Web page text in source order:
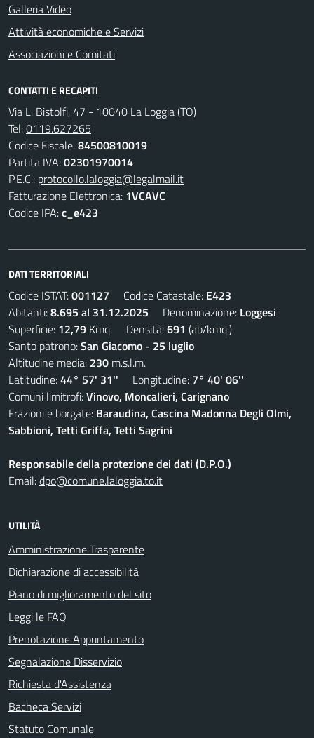
Galleria Video
Attività economiche e Servizi
Associazioni e Comitati
CONTATTI E RECAPITI
Via L. Bistolfi, 47 - 10040 La Loggia (TO)
Tel:0119.627265
Codice Fiscale:84500810019
Partita IVA:02301970014
P.E.C.: protocollo.laloggia@legalmail.it
Fatturazione Elettronica: 1VCAVC
Codice IPA:c_e423
DATI TERRITORIALI
Codice ISTAT:001127 Codice Catastale: E423
Abitanti:8.695 al 31.12.2025 Denominazione: Loggesi
Superficie: 12,79 Kmq. Densità:691 (ab/kmq.)
Santo patrono:San Giacomo - 25 luglio
Altitudine media: 230 m.s.l.m.
Latitudine:44° 57' 31'' Longitudine: 7° 40' 06''
Comuni limitrofi:Vinovo, Moncalieri, Carignano
Frazioni e borgate: Baraudina, Cascina Madonna Degli Olmi,
Sabbioni, Tetti Griffa, Tetti Sagrini
Responsabile della protezione dei dati (D.P.O.)
Email:dpo@comune.laloggia.to.it
UTILITÀ
Amministrazione Trasparente
Dichiarazione di accessibilità
Piano di miglioramento del sito
Leggi le FAQ
Prenotazione Appuntamento
Segnalazione Disservizio
Richiesta d'Assistenza
Bacheca Servizi
Statuto Comunale